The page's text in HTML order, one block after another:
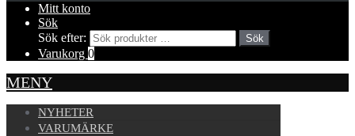
Mitt konto
Sök
Sök efter:
Sök
Varukorg 0
MENY
NYHETER
VARUMÄRKE